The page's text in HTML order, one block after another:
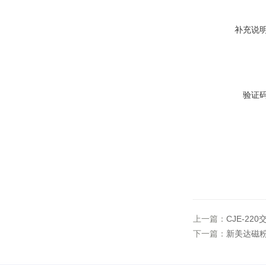
补充说
验证
上一篇： CJE-220
下一篇： 新美达磁